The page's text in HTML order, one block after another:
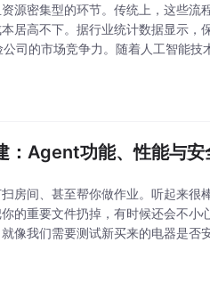
源密集型的环节。传统上，这些流
居高不下。据行业统计数据显示，
司的市场竞争力。随着人工智能技
Agent功能、性能与安
房间、甚至帮你做作业。听起来很
的重要文件扔掉，有时候还会不小
像我们需要测试新买来的电器是否